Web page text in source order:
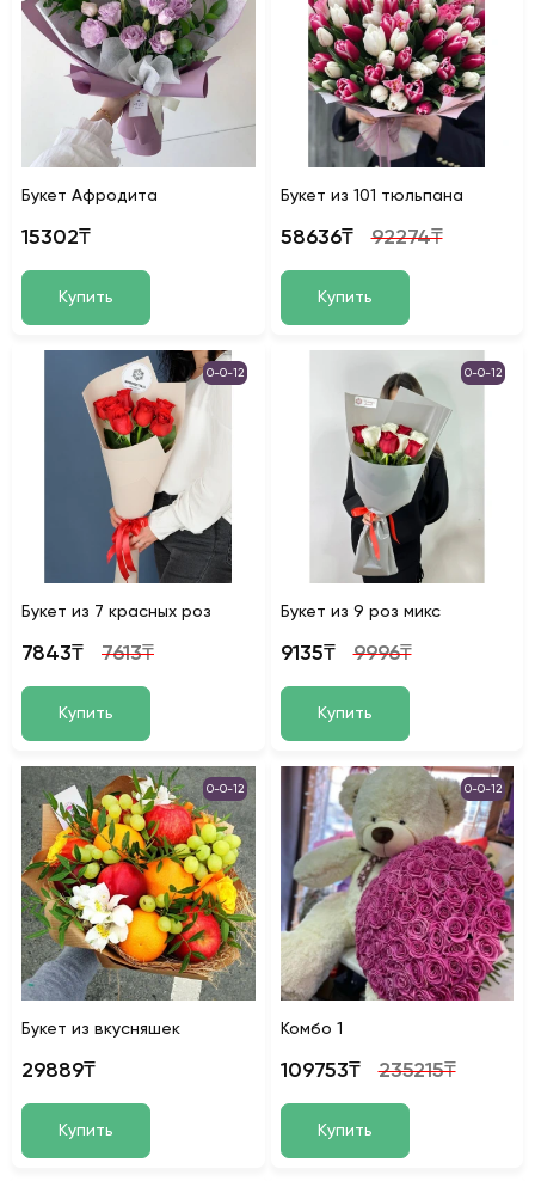
Букет Афродита
15302₸
Купить
Букет из 101 тюльпана
58636₸ 92274₸
Купить
0-0-12
Букет из 7 красных роз
7843₸ 7613₸
Купить
0-0-12
Букет из 9 роз микс
9135₸ 9996₸
Купить
0-0-12
Букет из вкусняшек
29889₸
Купить
0-0-12
Koмбo 1
109753₸ 235215₸
Купить